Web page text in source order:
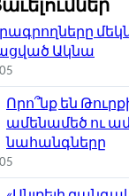
Ակնա
Որո՞նք են
ամենամեծ ու
նահանգները